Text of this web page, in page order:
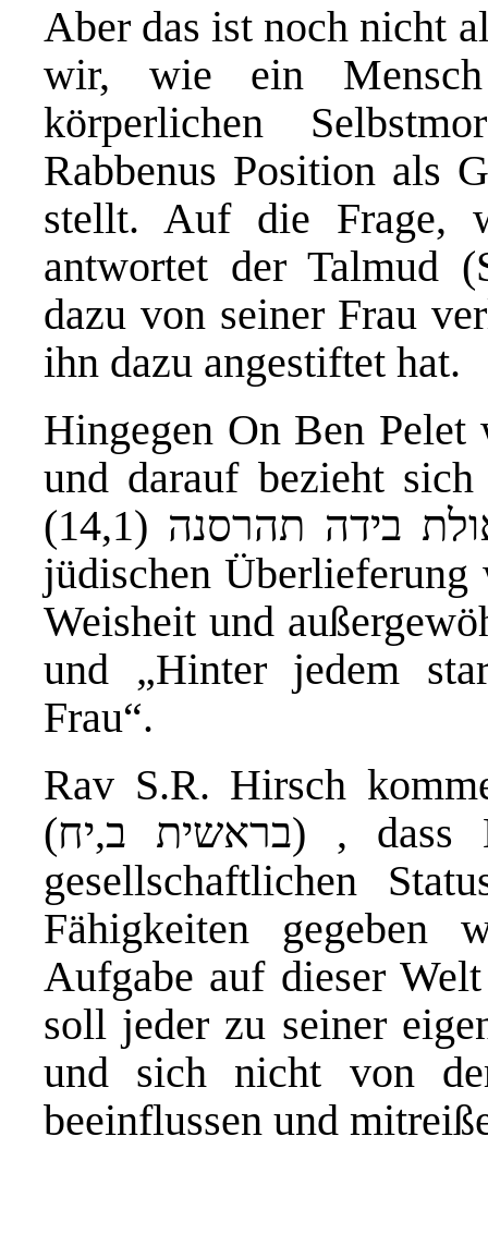
Aber das ist noch nicht
wir, wie ein Mensch
körperlichen
Rabbenus Position als
stellt. Auf die Frage,
antwortet der Talmud
dazu von seiner Frau
ihn dazu angestiftet hat.
Hingegen On Ben Pelet
und darauf bezieht
בידה תהרסנה (14,1)
jüdischen Überlieferung
Weisheit und
und „Hinter jedem
Frau“.
Rav S.R. Hirsch
(בראשית ב,יח) , dass
gesellschaftlichen
Fähigkeiten gegeben
Aufgabe auf dieser
soll jeder zu seiner
und sich nicht von
beeinflussen und